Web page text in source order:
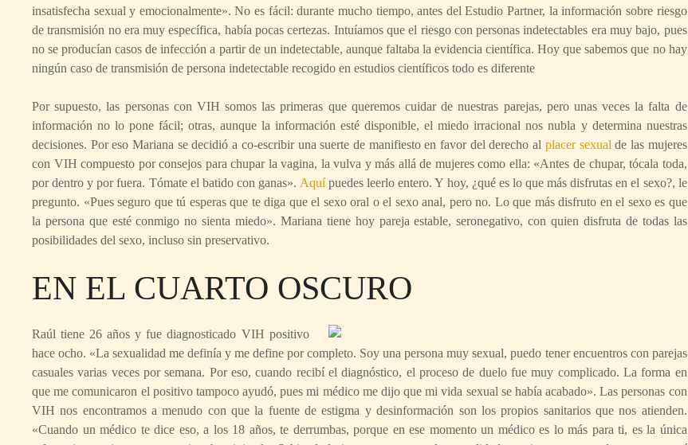
insatisfecha sexual y emocionalmente». No es fácil: durante mucho tiempo, antes del Estudio Partner, la información sobre riesgo
de transmisión no era muy específica, había pocas certezas. Intuíamos que el riesgo con personas indetectables era muy bajo, pues
no se producían casos de infección a partir de un indetectable, aunque faltaba la evidencia científica. Hoy que sabemos que no hay
ningún caso de transmisión de persona indetectable recogido en estudios científicos todo es diferente
Por supuesto, las personas con VIH somos las primeras que queremos cuidar de nuestras parejas, pero unas veces la falta de
información no lo pone fácil; otras, aunque la información esté disponible, el miedo irracional nos nubla y determina nuestras
decisiones. Por eso Mariana se decidió a co-escribir una suerte de manifiesto en favor del derecho al placer sexual de las mujeres
con VIH compuesto por consejos para chupar la vagina, la vulva y más allá de mujeres como ella: «Antes de chupar, tócala toda,
por dentro y por fuera. Tómate el batido con ganas». Aquí puedes leerlo entero. Y hoy, ¿qué es lo que más disfrutas en el sexo?, le
pregunto. «Pues seguro que tú esperas que te diga que el sexo oral o el sexo anal, pero no. Lo que más disfruto en el sexo es que
la persona que esté conmigo no sienta miedo». Mariana tiene hoy pareja estable, seronegativo, con quien disfruta de todas las
posibilidades del sexo, incluso sin preservativo.
EN EL CUARTO OSCURO
Raúl tiene 26 años y fue diagnosticado VIH positivo
hace ocho. «La sexualidad me definía y me define por completo. Soy una persona muy sexual, puedo tener encuentros con parejas
casuales varias veces por semana. Por eso, cuando recibí el diagnóstico, el proceso de duelo fue muy complicado. La forma en
que me comunicaron el positivo tampoco ayudó, pues mi médico me dijo que mi vida sexual se había acabado». Las personas con
VIH nos encontramos a menudo con que la fuente de estigma y desinformación son los propios sanitarios que nos atienden.
«Cuando un médico te dice eso, a los 18 años, te derrumbas, porque en ese momento un médico es lo más para ti, es la única